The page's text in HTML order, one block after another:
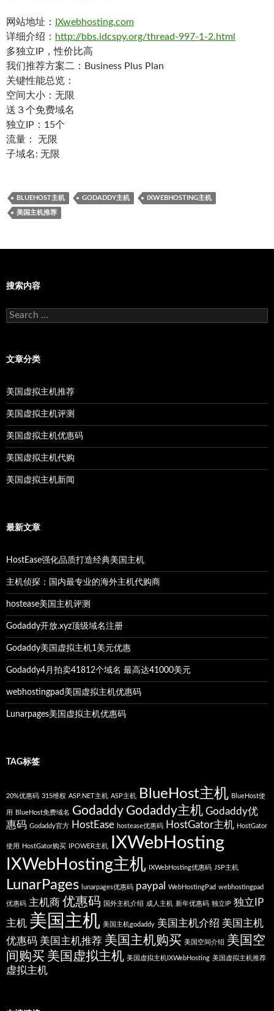
网站地址：
IXwebhosting.com
详细介绍： http://bbs.idcspy.org/thread-997-1-2.html
多独立IP，性价比高
我们推荐方案二：Business Plus Plan
关键性能总览：
空间大小：无限
送３个免费域名
独立IP：15个
流量： 无限
子域名: 无限
BLUEHOST主机 GODADDY主机 IXWEBHOSTING主机
美国主机推荐
搜索内容
Search
for:
文章分类
美国虚拟主机推荐
美国虚拟主机评测
美国虚拟主机优惠码
美国虚拟主机代购
美国虚拟主机新闻
最新文章
HostEase强化品质打造经典美国主机
主机侦探：国内最专业的海外主机代购商
hostease美国主机评测
Godaddy开放.xyz顶级域名注册
Godaddy美国虚拟主机1美元优惠
Godaddy4月拍卖41812个域名 最高达41000美元
webhostingpad美国虚拟主机优惠码
Lunarpages美国虚拟主机优惠码
TAG标签
20%优惠码 315维权 ASP.NET主机 ASP主机 BlueHost主机 BlueHost使
用 BlueHost免费域名 Godaddy Godaddy主机 Godaddy优
惠码 Godaddy官方 HostEase hostease优惠码 HostGator主机 HostGator
使用 HostGator购买 IPOWER主机 IXWebHosting
IXWebHosting主机 IXWebHosting优惠码 JSP主机
LunarPages lunarpages优惠码 paypal WebHostingPad webhostingpad
优惠码 主机商 优惠码 国外主机介绍 成人主机 新年优惠码 独立IP 独立IP
主机 美国主机 美国主机godaddy 美国主机介绍 美国主机
优惠码 美国主机推荐 美国主机购买 美国空间介绍 美国空
间购买 美国虚拟主机 美国虚拟主机IXWebHosting 美国虚拟主机推荐
虚拟主机